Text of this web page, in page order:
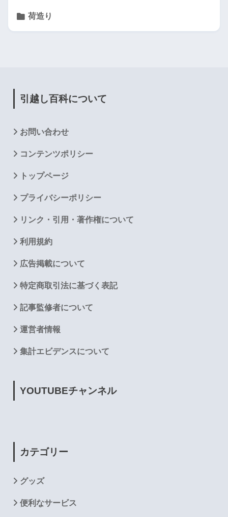
荷造り
引越し百科について
お問い合わせ
コンテンツポリシー
トップページ
プライバシーポリシー
リンク・引用・著作権について
利用規約
広告掲載について
特定商取引法に基づく表記
記事監修者について
運営者情報
集計エビデンスについて
YOUTUBEチャンネル
カテゴリー
グッズ
便利なサービス